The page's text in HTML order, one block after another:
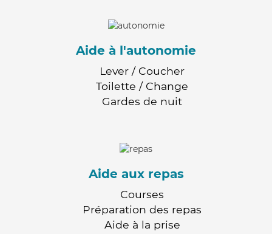
Aide à l'autonomie
Lever / Coucher
Toilette / Change
Gardes de nuit
Aide aux repas
Courses
Préparation des repas
Aide à la prise